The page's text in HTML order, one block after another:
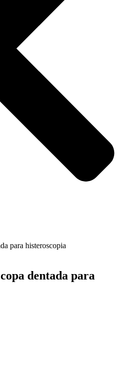
para histeroscopia
dentada para